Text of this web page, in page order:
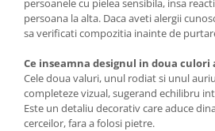
persoanele cu pielea sensibila, insa
persoana la alta. Daca aveti alergii
sa verificati compozitia inainte de
Ce inseamna designul in doua culori
Cele doua valuri, unul rodiat si unul
completeze vizual, sugerand echilibru
Este un detaliu decorativ care aduce
cerceilor, fara a folosi pietre.